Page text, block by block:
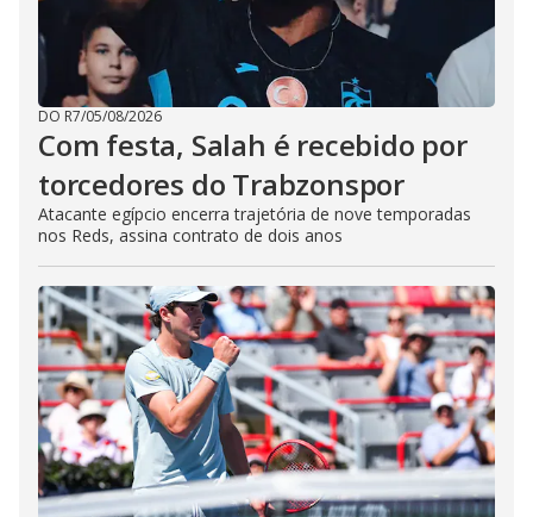
DO R7/05/08/2026
Com festa, Salah é recebido por
torcedores do Trabzonspor
Atacante egípcio encerra trajetória de nove temporadas
nos Reds, assina contrato de dois anos